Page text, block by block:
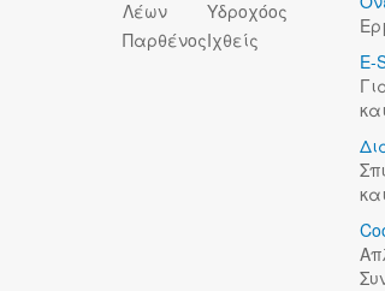
Λέων
Παρθένος
Υδροχόος
Ιχθείς
E-